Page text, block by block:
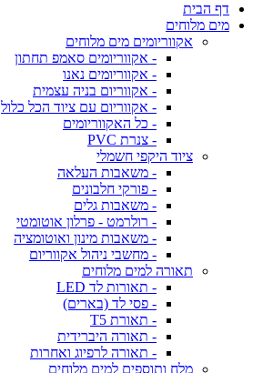
דף הבית
מים מלוחים
אקווריומים מים מלוחים
- אקווריומים סאמפ תחתון
- אקווריומים נאנו
- אקווריום בניה עצמית
- אקווריום עם ציוד הכל כלול
- כל האקווריומים
- צנרת PVC
ציוד היקפי חשמלי
- משאבות העלאה
- פורקי חלבונים
- משאבות גלים
- רולרמט - פרלון אוטומטי
- משאבות מינון ואוטומציה
- מחשבי ניהול אקווריום
תאורה למים מלוחים
- תאורות לד LED
- פסי לד (בארים)
- תאורת T5
- תאורה היברידית
- תאורה לרפיוג ואחרות
מלח ותוספים למים מלוחים